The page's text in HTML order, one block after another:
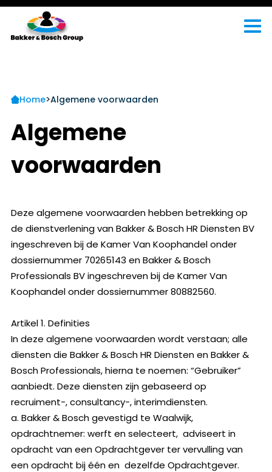
Home>Algemene voorwaarden
Algemene
voorwaarden
Deze algemene voorwaarden hebben betrekking op
de dienstverlening van Bakker & Bosch HR Diensten BV
ingeschreven bij de Kamer Van Koophandel onder
dossiernummer 70265143 en Bakker & Bosch
Professionals BV ingeschreven bij de Kamer Van
Koophandel onder dossiernummer 80882560.
Artikel 1. Definities
In deze algemene voorwaarden wordt verstaan; alle
diensten die Bakker & Bosch HR Diensten en Bakker &
Bosch Professionals, hierna te noemen: “Gebruiker”
aanbiedt. Deze diensten zijn gebaseerd op
recruiment-, consultancy-, interimdiensten.
a. Bakker & Bosch gevestigd te Waalwijk,
opdrachtnemer: werft en selecteert, adviseert in
opdracht van een Opdrachtgever ter vervulling van
een opdracht bij één en dezelfde Opdrachtgever.